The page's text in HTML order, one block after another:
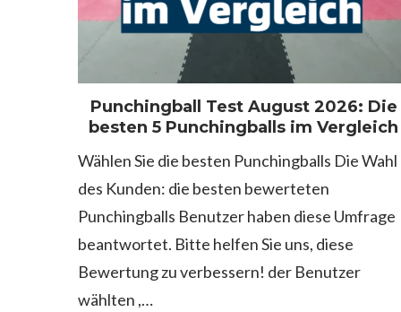
Punchingball Test August 2026: Die
besten 5 Punchingballs im Vergleich
Wählen Sie die besten Punchingballs Die Wahl
des Kunden: die besten bewerteten
Punchingballs Benutzer haben diese Umfrage
beantwortet. Bitte helfen Sie uns, diese
Bewertung zu verbessern! der Benutzer
wählten ,…